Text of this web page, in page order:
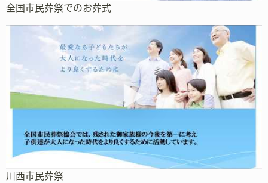
全国市民葬祭でのお葬式
川西市民葬祭